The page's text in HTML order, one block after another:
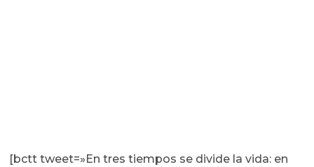
[bctt tweet=»En tres tiempos se divide la vida: en